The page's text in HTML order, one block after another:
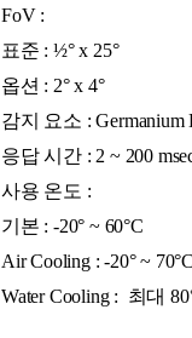
FoV :
표준 : ½° x 25°
옵션 : 2° x 4°
감지 요소 : Germanium
응답 시간 : 2 ~ 200
사용 온도 :
기본 : -20° ~ 60°C
Air Cooling : -20° ~ 70°C
Water Cooling : 최대